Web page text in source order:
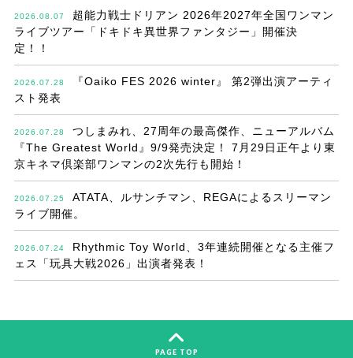
2026.08.07
超能力戦士ドリアン 2026年2027年全国ワンマン
ライブツアー「ドキドキ異世界ファンタジー」開催決
定！！
2026.07.28
『Oaiko FES 2026 winter』 第2弾出演アーティ
スト発表
2026.07.28
つしまみれ、27周年の最高傑作、ニューアルバム
『The Greatest World』9/9発売決定！ 7月29日正午より東
京キネマ倶楽部ワンマンの2次先行も開始！
2026.07.25
ATATA、ルサンチマン、REGAによるスリーマン
ライブ開催。
2026.07.24
Rhythmic Toy World、3年連続開催となる主催フ
ェス「玩具大戦2026」出演者発表！
PAGE TOP